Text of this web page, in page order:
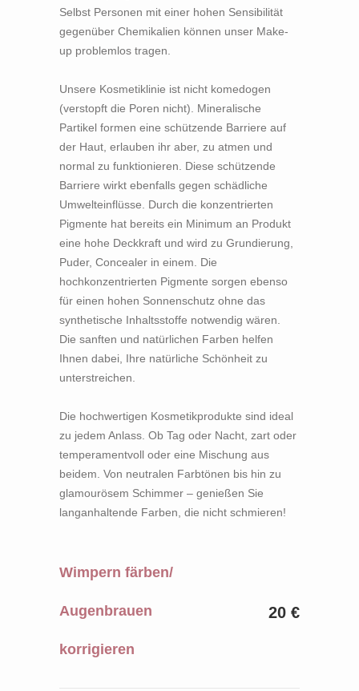
Selbst Personen mit einer hohen Sensibilität
gegenüber Chemikalien können unser Make-
up problemlos tragen.
Unsere Kosmetiklinie ist nicht komedogen
(verstopft die Poren nicht). Mineralische
Partikel formen eine schützende Barriere auf
der Haut, erlauben ihr aber, zu atmen und
normal zu funktionieren. Diese schützende
Barriere wirkt ebenfalls gegen schädliche
Umwelteinflüsse. Durch die konzentrierten
Pigmente hat bereits ein Minimum an Produkt
eine hohe Deckkraft und wird zu Grundierung,
Puder, Concealer in einem. Die
hochkonzentrierten Pigmente sorgen ebenso
für einen hohen Sonnenschutz ohne das
synthetische Inhaltsstoffe notwendig wären.
Die sanften und natürlichen Farben helfen
Ihnen dabei, Ihre natürliche Schönheit zu
unterstreichen.
Die hochwertigen Kosmetikprodukte sind ideal
zu jedem Anlass. Ob Tag oder Nacht, zart oder
temperamentvoll oder eine Mischung aus
beidem. Von neutralen Farbtönen bis hin zu
glamourösem Schimmer – genießen Sie
langanhaltende Farben, die nicht schmieren!
Wimpern färben/
Augenbrauen
korrigieren
20 €